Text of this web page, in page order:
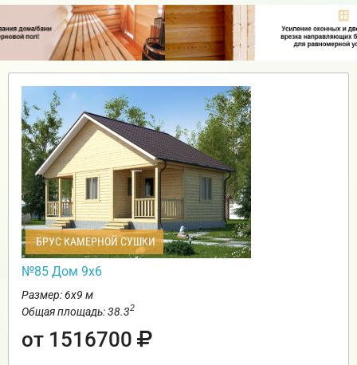
БРУС КАМЕРНОЙ СУШКИ
№85 Дом 9х6
Размер: 6х9 м
Общая площадь: 38.32
от 1516700